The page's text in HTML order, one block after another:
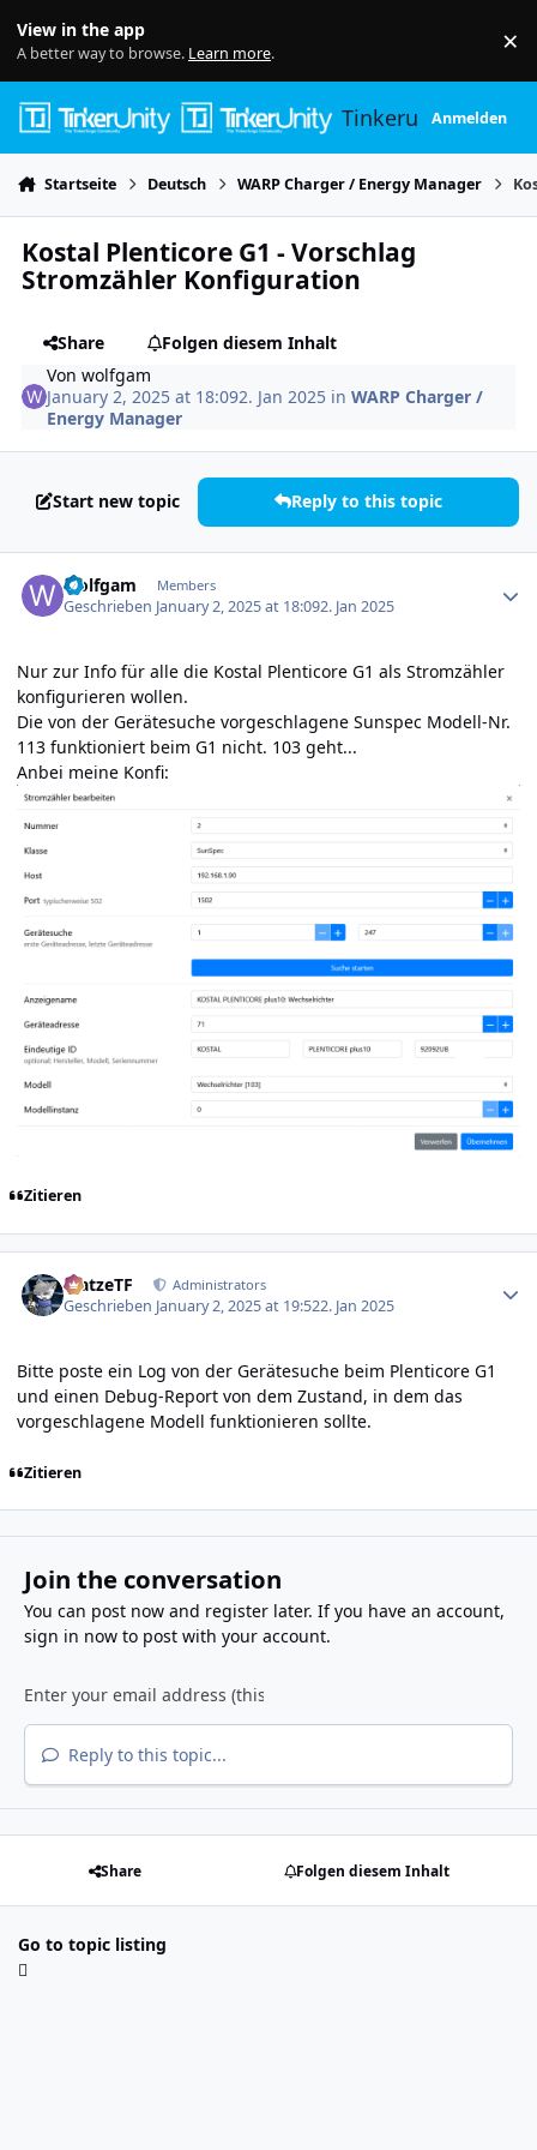
View in the app
A better way to browse. Learn more. ×
TinkerunityAnmelden
Startseite Deutsch WARP Charger / Energy Manager
Kostal Plenticore G1 - Vorschlag
Stromzähler Konfiguration
Share
Folgen diesem Inhalt
Vonwolfgam
January 2, 2025 at 18:092. Jan 2025 inWARP Charger /
Energy Manager
Start new topic Reply to this topic
wolfgam Members
Geschrieben January 2, 2025 at 18:092. Jan 2025
Nur zur Info für alle die Kostal Plenticore G1 als Stromzähler
konfigurieren wollen.
Die von der Gerätesuche vorgeschlagene Sunspec Modell-Nr.
113 funktioniert beim G1 nicht. 103 geht...
Anbei meine Konfi:
Zitieren
MatzeTF Administrators
Geschrieben January 2, 2025 at 19:522. Jan 2025
Bitte poste ein Log von der Gerätesuche beim Plenticore G1
und einen Debug-Report von dem Zustand, in dem das
vorgeschlagene Modell funktionieren sollte.
Zitieren
Join the conversation
You can post now and register later. If you have an account,
sign in nowto post with your account.
Reply to this topic...
Share Folgen diesem Inhalt
Go to topic listing